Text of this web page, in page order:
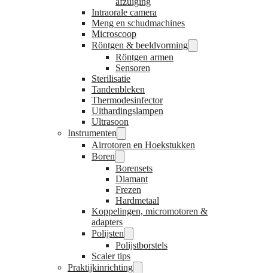
Intraorale camera
Meng en schudmachines
Microscoop
Röntgen & beeldvorming
Röntgen armen
Sensoren
Sterilisatie
Tandenbleken
Thermodesinfector
Uithardingslampen
Ultrasoon
Instrumenten
Airrotoren en Hoekstukken
Boren
Borensets
Diamant
Frezen
Hardmetaal
Koppelingen, micromotoren &
adapters
Polijsten
Polijstborstels
Scaler tips
Praktijkinrichting